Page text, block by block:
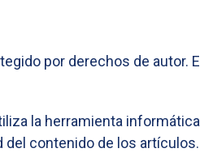
por derechos de autor. El
la herramienta informática
contenido de los artículos.